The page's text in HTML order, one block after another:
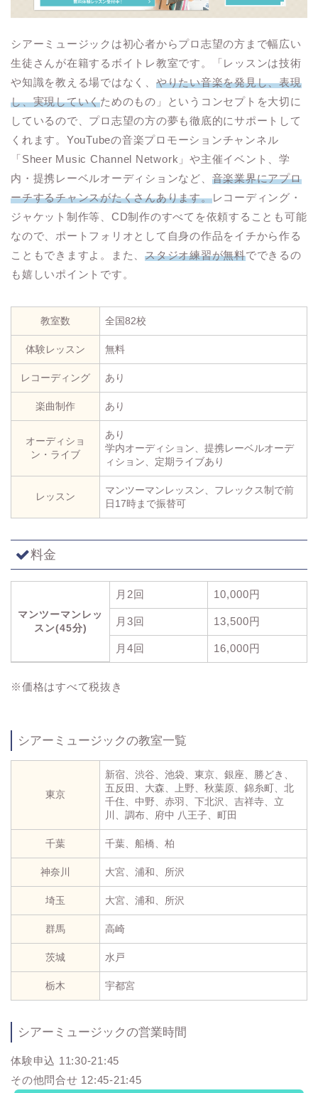
シアーミュージックは初心者からプロ志望の方まで幅広い
生徒さんが在籍するボイトレ教室です。「レッスンは技術
や知識を教える場ではなく、 やりたい音楽を発見し、表現
し、実現していくためのもの」というコンセプトを大切に
しているので、プロ志望の方の夢も徹底的にサポートして
くれます。YouTubeの音楽プロモーションチャンネル
「Sheer Music Channel Network」や主催イベント、学
内・提携レーベルオーディションなど、 音楽業界にアプロ
ーチするチャンスがたくさんあります。レコーディング・
ジャケット制作等、CD制作のすべてを依頼することも可能
なので、ポートフォリオとして自身の作品をイチから作る
こともできますよ。また、スタジオ練習が無料でできるの
も嬉しいポイントです。
教室数 全国82校
体験レッスン 無料
レコーディング あり
楽曲制作 あり
オーディショ
ン・ライブ
あり
学内オーディション、提携レーベルオーデ
ィション、定期ライブあり
レッスン
マンツーマンレッスン、フレックス制で前
日17時まで振替可
料金
マンツーマンレッ
スン(45分)
月2回 10,000円
月3回 13,500円
月4回 16,000円
※価格はすべて税抜き
シアーミュージックの教室一覧
東京
新宿、渋谷、池袋、東京、銀座、勝どき、
五反田、大森、上野、秋葉原、錦糸町、北
千住、中野、赤羽、下北沢、吉祥寺、立
川、調布、府中 八王子、町田
千葉 千葉、船橋、柏
神奈川 大宮、浦和、所沢
埼玉 大宮、浦和、所沢
群馬 高崎
茨城 水戸
栃木 宇都宮
シアーミュージックの営業時間
体験申込 11:30-21:45
その他問合せ 12:45-21:45